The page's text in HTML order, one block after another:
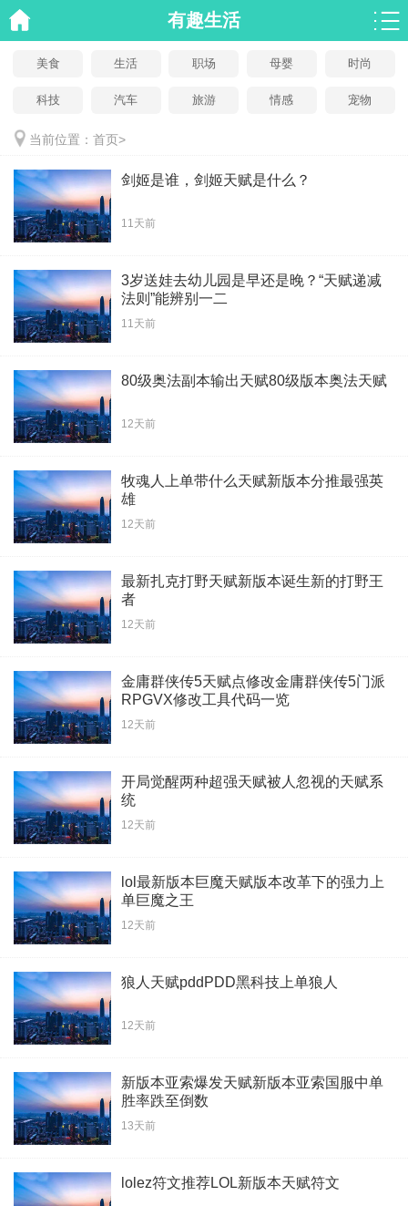
有趣生活
美食 生活 职场 母婴 时尚
科技 汽车 旅游 情感 宠物
当前位置： 首页>
剑姬是谁，剑姬天赋是什么？
11天前
3岁送娃去幼儿园是早还是晚？“天赋递减
法则”能辨别一二
11天前
80级奥法副本输出天赋80级版本奥法天赋
12天前
牧魂人上单带什么天赋新版本分推最强英
雄
12天前
最新扎克打野天赋新版本诞生新的打野王
者
12天前
金庸群侠传5天赋点修改金庸群侠传5门派
RPGVX修改工具代码一览
12天前
开局觉醒两种超强天赋被人忽视的天赋系
统
12天前
lol最新版本巨魔天赋版本改革下的强力上
单巨魔之王
12天前
狼人天赋pddPDD黑科技上单狼人
12天前
新版本亚索爆发天赋新版本亚索国服中单
胜率跌至倒数
13天前
lolez符文推荐LOL新版本天赋符文